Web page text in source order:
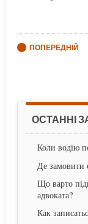
Post
ПОПЕРЕДНІЙ
ОСТАННІ
Коли водію
Де замовити
Що варто
адвоката?
Как